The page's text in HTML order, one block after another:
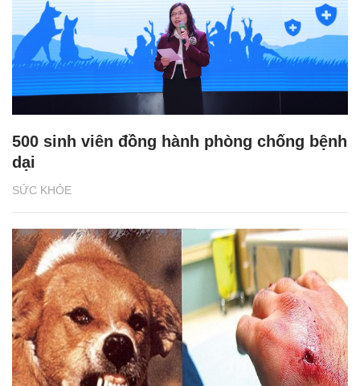
SỨC KHỎE
500 sinh viên đồng hành phòng chống bệnh
dại